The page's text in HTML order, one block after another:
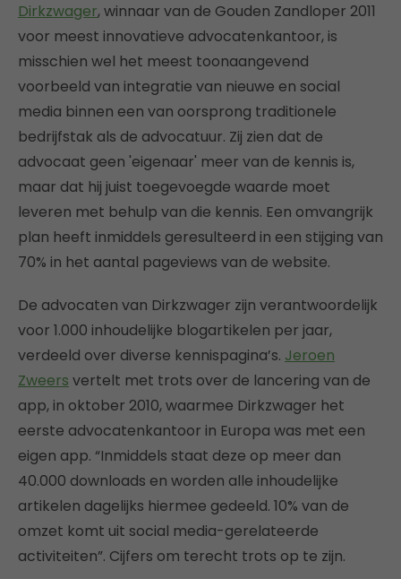
Dirkzwager, winnaar van de Gouden Zandloper 2011
voor meest innovatieve advocatenkantoor, is
misschien wel het meest toonaangevend
voorbeeld van integratie van nieuwe en social
media binnen een van oorsprong traditionele
bedrijfstak als de advocatuur. Zij zien dat de
advocaat geen 'eigenaar' meer van de kennis is,
maar dat hij juist toegevoegde waarde moet
leveren met behulp van die kennis. Een omvangrijk
plan heeft inmiddels geresulteerd in een stijging van
70% in het aantal pageviews van de website.
De advocaten van Dirkzwager zijn verantwoordelijk
voor 1.000 inhoudelijke blogartikelen per jaar,
verdeeld over diverse kennispagina’s. Jeroen
Zweers vertelt met trots over de lancering van de
app, in oktober 2010, waarmee Dirkzwager het
eerste advocatenkantoor in Europa was met een
eigen app. “Inmiddels staat deze op meer dan
40.000 downloads en worden alle inhoudelijke
artikelen dagelijks hiermee gedeeld. 10% van de
omzet komt uit social media-gerelateerde
activiteiten”. Cijfers om terecht trots op te zijn.